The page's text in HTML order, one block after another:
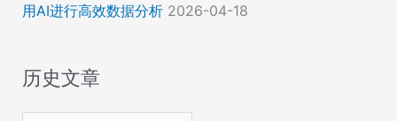
用AI进行高效数据分析 2026-04-18
历史文章